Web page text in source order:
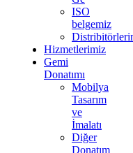
ISO
belgemiz
Hizmetlerimiz
Gemi
Donatımı
Mobilya
Tasarım
ve
İmalatı
Diğer
Donatım